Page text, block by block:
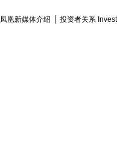
凤凰新媒体介绍 投资者关系